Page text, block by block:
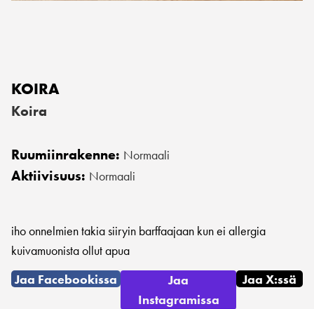
KOIRA
Koira
Ruumiinrakenne: Normaali
Aktiivisuus: Normaali
iho onnelmien takia siiryin barffaajaan kun ei allergia
kuivamuonista ollut apua
Jaa Facebookissa
Jaa
Instagramissa
Jaa X:ssä